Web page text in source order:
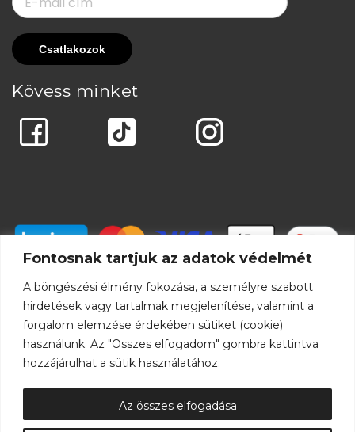
Fontosnak tartjuk az adatok védelmét
A böngészési élmény fokozása, a személyre szabott
hirdetések vagy tartalmak megjelenítése, valamint a
forgalom elemzése érdekében sütiket (cookie)
használunk. Az "Összes elfogadom" gombra kattintva
hozzájárulhat a sütik használatához.
Az összes elfogadása
Kövess minket